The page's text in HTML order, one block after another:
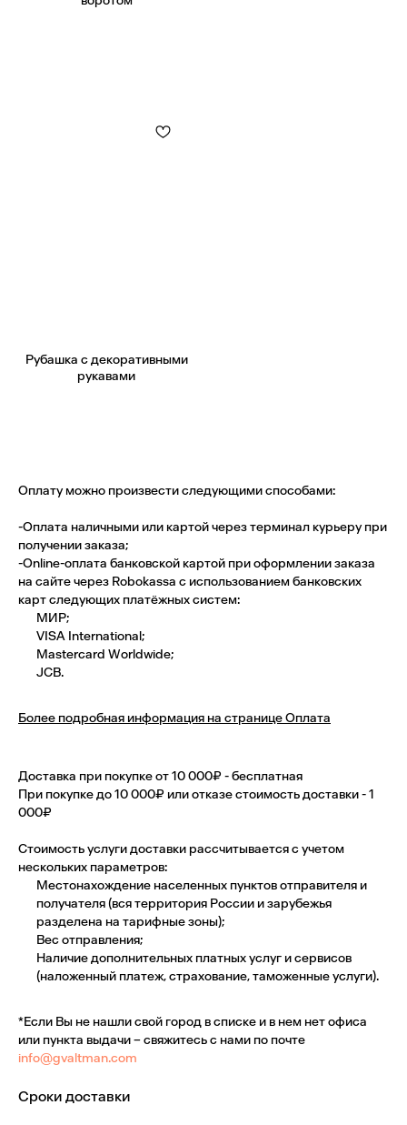
Рубашка с декоративными
рукавами
Оплату можно произвести следующими способами:
-Оплата наличными или картой через терминал курьеру при
получении заказа;
-Оnline-оплата банковской картой при оформлении заказа
на сайте через Robokassa с использованием банковских
карт следующих платёжных систем:
МИР;
VISA International;
Mastercard Worldwide;
JCB.
Более подробная информация на странице Оплата
Доставка при покупке от 10 000₽ -бесплатная
При покупке до 10 000₽ или отказе стоимость доставки -1
000₽
Стоимость услуги доставки рассчитывается с учетом
нескольких параметров:
Местонахождение населенных пунктов отправителя и
получателя (вся территория России и зарубежья
разделена на тарифные зоны);
Вес отправления;
Наличие дополнительных платных услуг и сервисов
(наложенный платеж, страхование, таможенные услуги).
*Если Вы не нашли свой город в списке и в нем нет офиса
или пункта выдачи – свяжитесь с нами по почте
info@gvaltman.com
Сроки доставки